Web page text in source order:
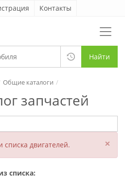
Контакты
Найти
запчастей
Общие каталоги
двигателей. ×
списка: